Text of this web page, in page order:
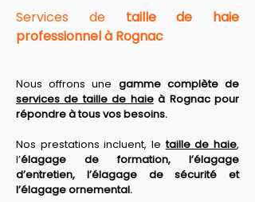
Services de taille de haie
professionnel à Rognac
Nous offrons une
services de taille de haie à Rognac pour
répondre à tous vos besoins.
Nos prestations incluent, le taille de haie,
l’élagage de formation, l’élagage
d’entretien, l’élagage de sécurité et
l’élagage ornemental.